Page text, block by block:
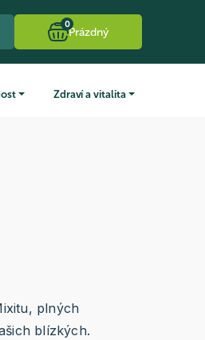
0
Prázdný
Zdraví a vitalita
plných
blízkých.